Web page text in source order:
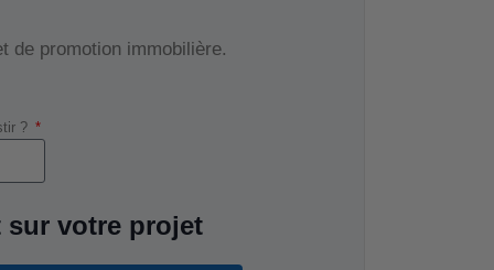
de promotion immobilière.
?
sur votre projet